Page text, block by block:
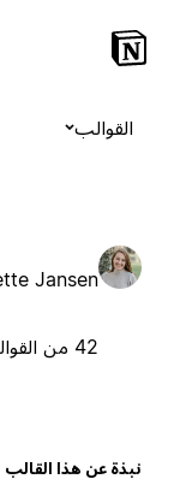
القوالب
Odette Jansen
عن هذا القالب